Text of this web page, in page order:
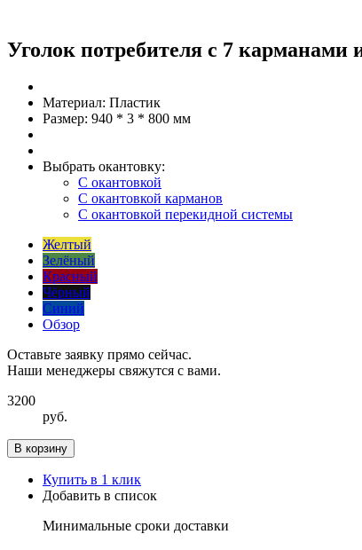
Уголок потребителя с 7
Материал: Пластик
Размер: 940 * 3 * 800 мм
Выбрать окантовку:
С окантовкой
С окантовкой карманов
С окантовкой перекидной системы
Желтый
Зелёный
Красный
Чёрный
Синий
Обзор
Оставьте заявку прямо сейчас.
Наши менеджеры свяжутся с вами.
3200
руб.
В корзину
Купить в 1 клик
Добавить в список
Минимальные сроки доставки